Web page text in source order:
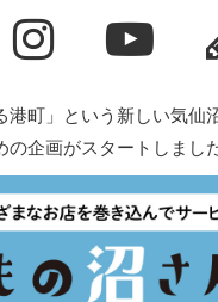
港町」という新しい気仙
の企画がスタートしまし